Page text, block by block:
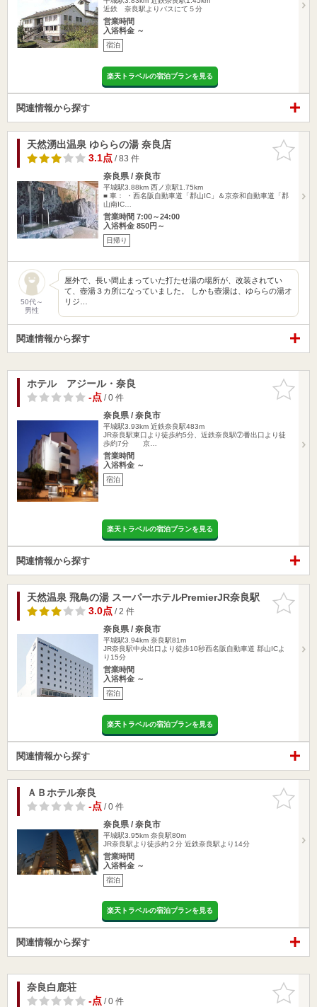
近鉄 奈良駅よりバスにて５分
営業時間
入浴料金 ～
宿泊
楽天トラベルの宿泊プランを見る
関連情報から探す
お気に入
りに追加
天然湧出温泉 ゆららの湯 奈良店
3.1点/ 83 件
奈良県 / 奈良市
平城駅3.88km 西ノ京駅1.75km
■ 車： ・西名阪自動車道「郡山IC」＆京奈和自動車道「郡
山南IC…
営業時間 7:00～24:00
入浴料金 850円～
日帰り
50代～
男性
屋外で、長い間止まっていた打たせ湯の場所が、改装されてい
て、壺湯３カ所になっていました。 しかも壺湯は、ゆららの湯オ
リジ…
関連情報から探す
お気に入
りに追加
ホテル アジール・奈良
-点/ 0 件
奈良県 / 奈良市
平城駅3.93km 近鉄奈良駅483m
JR奈良駅東口より徒歩約5分、近鉄奈良駅⑦番出口より徒
歩約7分 京…
営業時間
入浴料金 ～
宿泊
楽天トラベルの宿泊プランを見る
関連情報から探す
お気に入
りに追加
天然温泉 飛鳥の湯 スーパーホテルPremierJR奈良駅
3.0点/ 2 件
奈良県 / 奈良市
平城駅3.94km 奈良駅81m
JR奈良駅中央出口より徒歩10秒西名阪自動車道 郡山ICよ
り15分
営業時間
入浴料金 ～
宿泊
楽天トラベルの宿泊プランを見る
関連情報から探す
お気に入
りに追加
ＡＢホテル奈良
-点/ 0 件
奈良県 / 奈良市
平城駅3.95km 奈良駅80m
JR奈良駅より徒歩約２分 近鉄奈良駅より14分
営業時間
入浴料金 ～
宿泊
楽天トラベルの宿泊プランを見る
関連情報から探す
お気に入
りに追加
奈良白鹿荘
-点/ 0 件